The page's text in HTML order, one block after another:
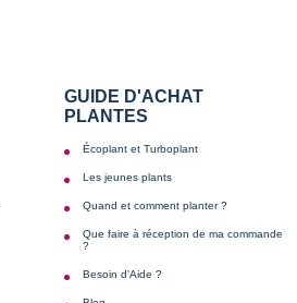
GUIDE D'ACHAT
PLANTES
Écoplant et Turboplant
Les jeunes plants
Quand et comment planter ?
Que faire à réception de ma commande
?
Besoin d'Aide ?